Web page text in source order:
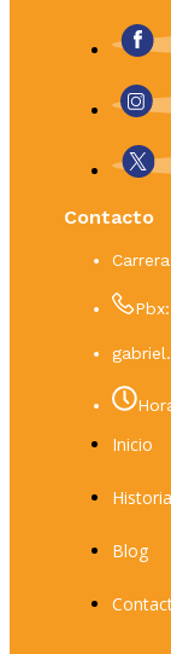
Contacto
Inicio
Historia
Blog